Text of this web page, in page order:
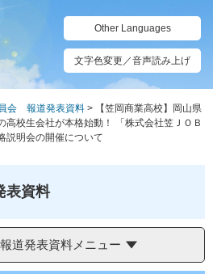
Other Languages
文字色変更／音声読み上げ
会 報道発表資料 >
【笠岡商業高校】岡山県
高校生会社が本格始動！ 「株式会社笠ＪＯＢ
説明会の開催について
表資料
道発表資料メニュー